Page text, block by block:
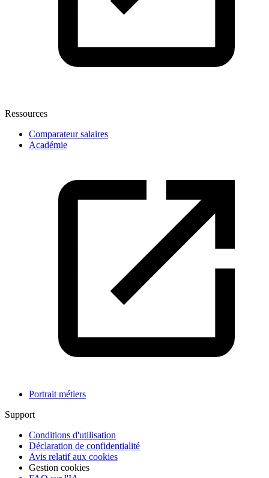
Ressources
Comparateur salaires
Académie
Portrait métiers
Support
Conditions d'utilisation
Déclaration de confidentialité
Avis relatif aux cookies
Gestion cookies